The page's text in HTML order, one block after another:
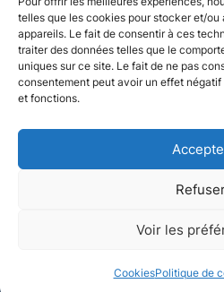
telles que les cookies pour stocker et/
appareils. Le fait de consentir à ces
traiter des données telles que le
uniques sur ce site. Le fait de ne pas
consentement peut avoir un effet
et fonctions.
Voir les
CookiesPolitique de
Conception et